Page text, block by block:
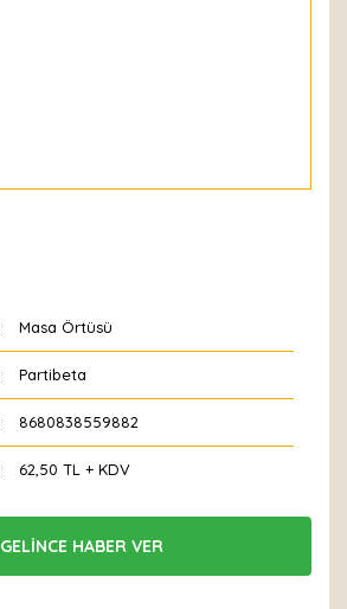
Masa Örtüsü
Partibeta
8680838559882
62,50 TL + KDV
GELİNCE HABER VER